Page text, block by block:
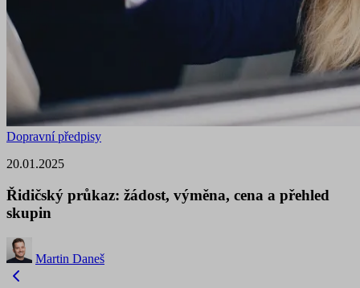
Dopravní předpisy
20.01.2025
Řidičský průkaz: žádost, výměna, cena a přehled
skupin
Martin Daneš